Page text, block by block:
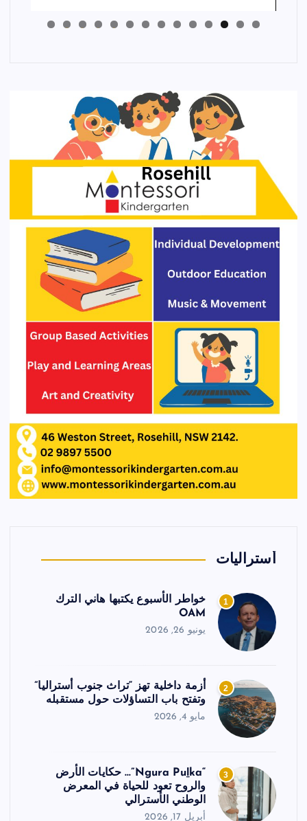
أستراليات
1
خواطر الأسبوع يكتبها هاني الترك
OAM
يونيو 26, 2026
2
أزمة داخلية تهز “تراث جنوب أستراليا”
وتفتح باب التساؤلات حول مستقبله
مايو 4, 2026
3
“Ngura Puḻka”… حكايات الأرض
والروح تعود للحياة في المعرض
الوطني الأسترالي
أبريل 17, 2026